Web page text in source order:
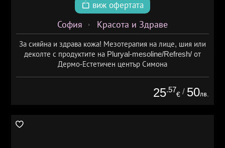
виж офертата
София Красота и Здраве
За сияйна и здрава кожа! Мезотерапия на лице, шия или
деколте с продуктите на Pluryal-mesoline/Refresh/ от
Дермо-Естетичен център Симона
25.57
€ / 50лв.